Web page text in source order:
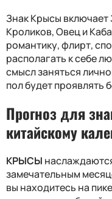
Знак Крысы включает
Кроликов, Овец и
романтику, флирт,
располагать к себе
смысл заняться
пол будет проявлять
Прогноз для
китайскому
КРЫСЫ
замечательным
вы находитесь на